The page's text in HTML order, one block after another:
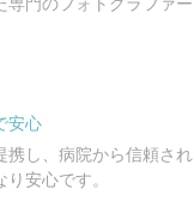
専門のフォトグラファー
安心
携し、病院から信頼され
安心です。